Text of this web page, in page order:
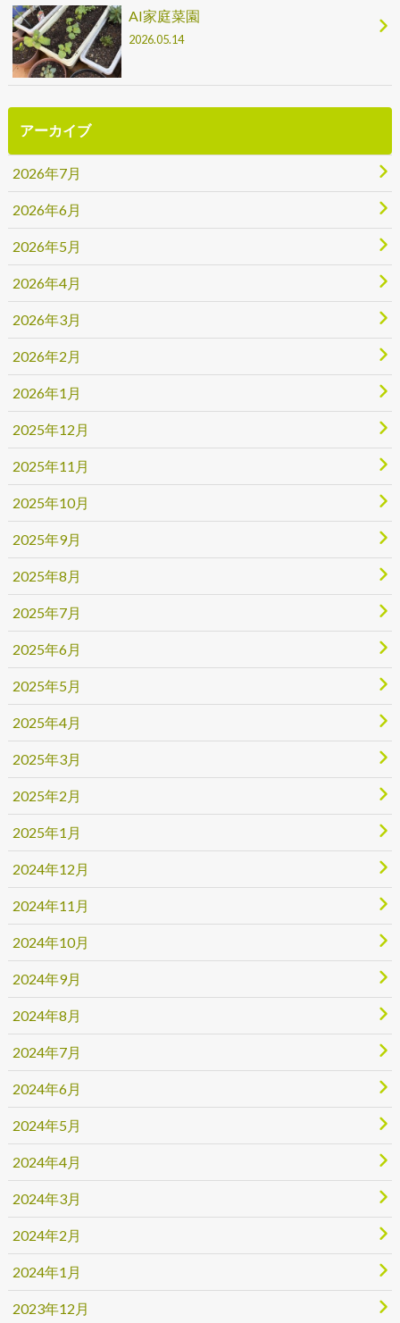
AI家庭菜園
2026.05.14
アーカイブ
2026年7月
2026年6月
2026年5月
2026年4月
2026年3月
2026年2月
2026年1月
2025年12月
2025年11月
2025年10月
2025年9月
2025年8月
2025年7月
2025年6月
2025年5月
2025年4月
2025年3月
2025年2月
2025年1月
2024年12月
2024年11月
2024年10月
2024年9月
2024年8月
2024年7月
2024年6月
2024年5月
2024年4月
2024年3月
2024年2月
2024年1月
2023年12月